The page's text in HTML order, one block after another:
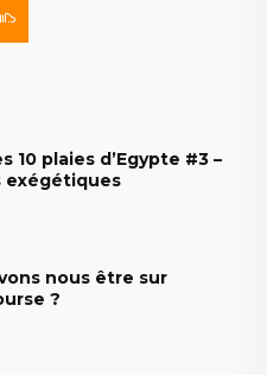
10 plaies d’Egypte #3 –
exégétiques
nous être sur
?